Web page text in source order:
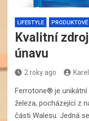
LIFESTYLE
Kvalitní
únavu
2 roky ago
Ferrotone® je
železa, pocházející z
části Walesu. Jedná